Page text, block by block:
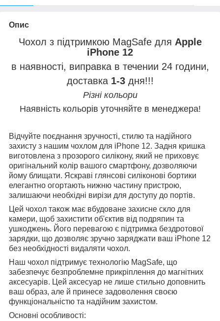
Опис
Чохол з підтримкою MagSafe для Apple
iPhone 12
в наявності, виправка в течении 24 години,
доставка 1-3дня!!!
Різні кольори
Наявність кольорів уточняйте в менеджера!
Відчуйте поєднання зручності, стилю та надійного
захисту з нашим чохлом для iPhone 12. Задня кришка
виготовлена з прозорого силікону, який не приховує
оригінальний колір вашого смартфону, дозволяючи
йому блищати. Яскраві глянсові силіконові бортики
елегантно огортають нижню частину пристрою,
залишаючи необхідні вирізи для доступу до портів.
Цей чохол також має вбудоване захисне скло для
камери, щоб захистити об'єктив від подряпин та
ушкоджень. Його перевагою є підтримка бездротової
зарядки, що дозволяє зручно заряджати ваш iPhone 12
без необхідності видаляти чохол.
Наш чохол підтримує технологію MagSafe, що
забезпечує безпроблемне прикріплення до магнітних
аксесуарів. Цей аксесуар не лише стильно доповнить
ваш образ, але й принесе задоволення своєю
функціональністю та надійним захистом.
Основні особливості: